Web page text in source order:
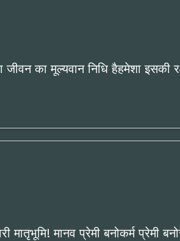
का मूल्यवान निधि हैहमेशा इसकी
मातृभूमि! मानव प्रेमी बनोकर्म प्रेमी